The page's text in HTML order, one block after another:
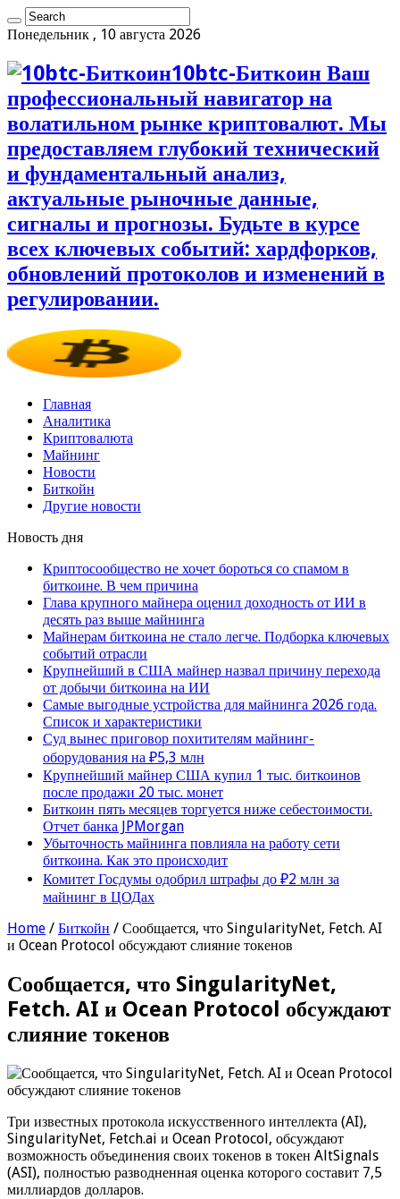
Понедельник , 10 августа 2026
10btc-Биткоин Ваш
профессиональный навигатор на
волатильном рынке криптовалют. Мы
предоставляем глубокий технический
и фундаментальный анализ,
актуальные рыночные данные,
сигналы и прогнозы. Будьте в курсе
всех ключевых событий: хардфорков,
обновлений протоколов и изменений в
регулировании.
Главная
Аналитика
Криптовалюта
Майнинг
Новости
Биткойн
Другие новости
Новость дня
Криптосообщество не хочет бороться со спамом в
биткоине. В чем причина
Глава крупного майнера оценил доходность от ИИ в
десять раз выше майнинга
Майнерам биткоина не стало легче. Подборка ключевых
событий отрасли
Крупнейший в США майнер назвал причину перехода
от добычи биткоина на ИИ
Самые выгодные устройства для майнинга 2026 года.
Список и характеристики
Суд вынес приговор похитителям майнинг-
оборудования на ₽5,3 млн
Крупнейший майнер США купил 1 тыс. биткоинов
после продажи 20 тыс. монет
Биткоин пять месяцев торгуется ниже себестоимости.
Отчет банка JPMorgan
Убыточность майнинга повлияла на работу сети
биткоина. Как это происходит
Комитет Госдумы одобрил штрафы до ₽2 млн за
майнинг в ЦОДах
Home / Биткойн / Сообщается, что SingularityNet, Fetch. AI
и Ocean Protocol обсуждают слияние токенов
Сообщается, что SingularityNet,
Fetch. AI и Ocean Protocol обсуждают
слияние токенов
Три известных протокола искусственного интеллекта (AI),
SingularityNet, Fetch.ai и Ocean Protocol, обсуждают
возможность объединения своих токенов в токен AltSignals
(ASI), полностью разводненная оценка которого составит 7,5
миллиардов долларов.